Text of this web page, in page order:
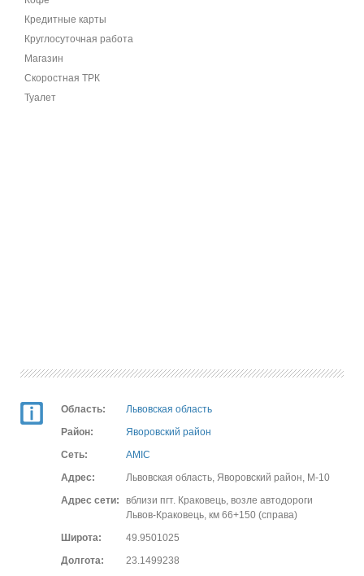
Кредитные карты
Круглосуточная работа
Магазин
Скоростная ТРК
Туалет
Область:
Львовская область
Район:
Яворовский район
Сеть:
AMIC
Адрес:
Львовская область, Яворовский район, М-10
Адрес сети:
вблизи пгт. Краковець, возле автодороги
Львов-Краковець, км 66+150 (справа)
Широта:
49.9501025
Долгота:
23.1499238